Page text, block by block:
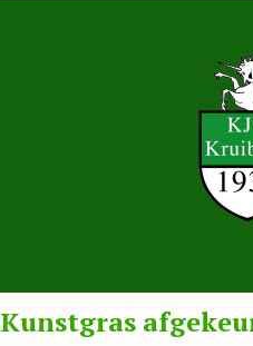
Kunstgras